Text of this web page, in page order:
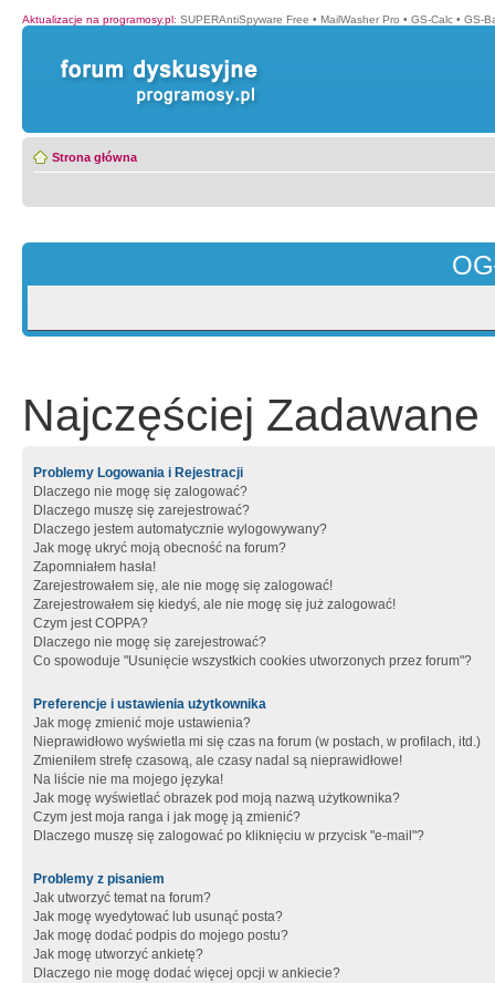
Aktualizacje na programosy.pl: SUPERAntiSpyware Free • MailWasher Pro • GS-Calc • GS-
Strona główna
Najczęściej Zadawane
Problemy Logowania i Rejestracji
Dlaczego nie mogę się zalogować?
Dlaczego muszę się zarejestrować?
Dlaczego jestem automatycznie wylogowywany?
Jak mogę ukryć moją obecność na forum?
Zapomniałem hasła!
Zarejestrowałem się, ale nie mogę się zalogować!
Zarejestrowałem się kiedyś, ale nie mogę się już zalogować!
Czym jest COPPA?
Dlaczego nie mogę się zarejestrować?
Co spowoduje "Usunięcie wszystkich cookies utworzonych przez forum"?
Preferencje i ustawienia użytkownika
Jak mogę zmienić moje ustawienia?
Nieprawidłowo wyświetla mi się czas na forum (w postach, w profilach, itd.)
Zmieniłem strefę czasową, ale czasy nadal są nieprawidłowe!
Na liście nie ma mojego języka!
Jak mogę wyświetlać obrazek pod moją nazwą użytkownika?
Czym jest moja ranga i jak mogę ją zmienić?
Dlaczego muszę się zalogować po kliknięciu w przycisk "e-mail"?
Problemy z pisaniem
Jak utworzyć temat na forum?
Jak mogę wyedytować lub usunąć posta?
Jak mogę dodać podpis do mojego postu?
Jak mogę utworzyć ankietę?
Dlaczego nie mogę dodać więcej opcji w ankiecie?